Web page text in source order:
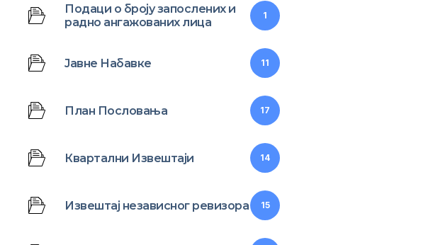
Подаци о броју запослених и
радно ангажованих лица
1
Јавне Набавке 11
План Пословања 17
Квартални Извештаји 14
Извештај независног ревизора 15